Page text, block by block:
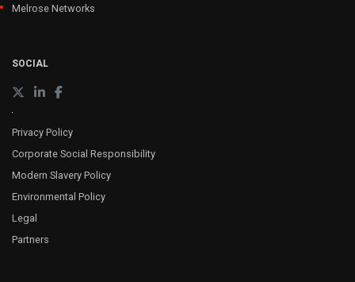
Melrose Networks
SOCIAL
Privacy Policy
Corporate Social Responsibility
Modern Slavery Policy
Environmental Policy
Legal
Partners